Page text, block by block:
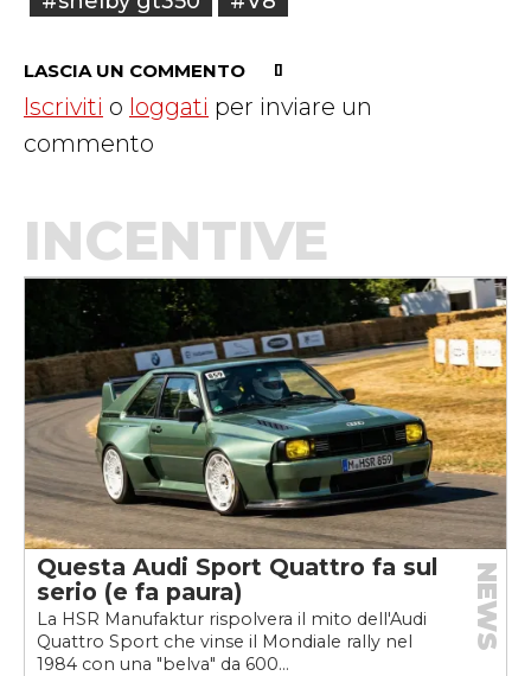
LASCIA UN COMMENTO
Iscriviti o loggati per inviare un
commento
INCENTIVE
Questa Audi Sport Quattro fa sul
serio (e fa paura)
La HSR Manufaktur rispolvera il mito dell'Audi
Quattro Sport che vinse il Mondiale rally nel
1984 con una "belva" da 600...
NEWS